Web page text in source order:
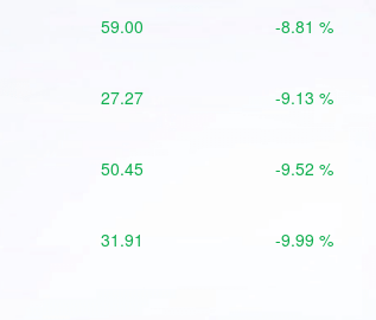
59.00 -8.81 %
27.27 -9.13 %
50.45 -9.52 %
31.91 -9.99 %